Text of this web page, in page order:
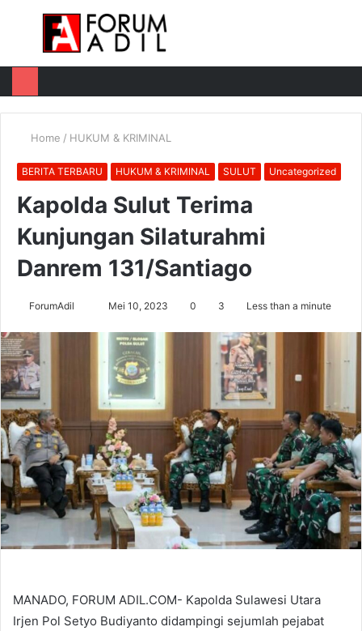
Menu
Home / HUKUM & KRIMINAL
BERITA TERBARU HUKUM & KRIMINAL SULUT Uncategorized
Kapolda Sulut Terima
Kunjungan Silaturahmi
Danrem 131/Santiago
ForumAdil Mei 10, 2023 0 3 Less than a minute
MANADO, FORUM ADIL.COM- Kapolda Sulawesi Utara
Irjen Pol Setyo Budiyanto didampingi sejumlah pejabat